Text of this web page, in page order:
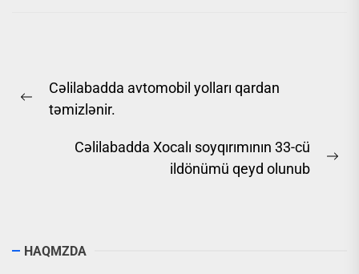
naviqasiyası
Previous
Cəlilabadda avtomobil yolları qardan
təmizlənir.
Cəlilabadda Xocalı soyqırımının 33-cü
ildönümü qeyd olunub
HAQMZDA